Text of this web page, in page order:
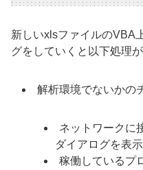
新しいxlsファイルのVBA
グをしていくと以下処理
解析環境でないかの
ネットワークに
ダイアログを表
稼働しているプ